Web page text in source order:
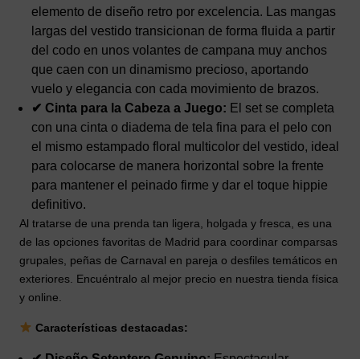
elemento de diseño retro por excelencia. Las mangas
largas del vestido transicionan de forma fluida a partir
del codo en unos volantes de campana muy anchos
que caen con un dinamismo precioso, aportando
vuelo y elegancia con cada movimiento de brazos.
✔ Cinta para la Cabeza a Juego: El set se completa
con una cinta o diadema de tela fina para el pelo con
el mismo estampado floral multicolor del vestido, ideal
para colocarse de manera horizontal sobre la frente
para mantener el peinado firme y dar el toque hippie
definitivo.
Al tratarse de una prenda tan ligera, holgada y fresca, es una
de las opciones favoritas de Madrid para coordinar comparsas
grupales, peñas de Carnaval en pareja o desfiles temáticos en
exteriores. Encuéntralo al mejor precio en nuestra tienda física
y online.
Características destacadas: